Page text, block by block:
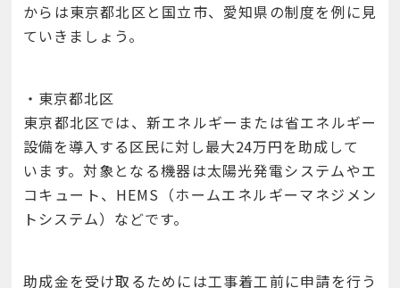
からは東京都北区と国立市、愛知県の制度を例に見
ていきましょう。
・東京都北区
東京都北区では、新エネルギーまたは省エネルギー
設備を導入する区民に対し最大24万円を助成して
います。対象となる機器は太陽光発電システムやエ
コキュート、HEMS（ホームエネルギーマネジメン
トシステム）などです。
助成金を受け取るためには工事着工前に申請を行う